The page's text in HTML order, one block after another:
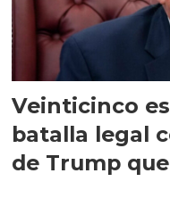
Veinticinco
batalla legal
de Trump